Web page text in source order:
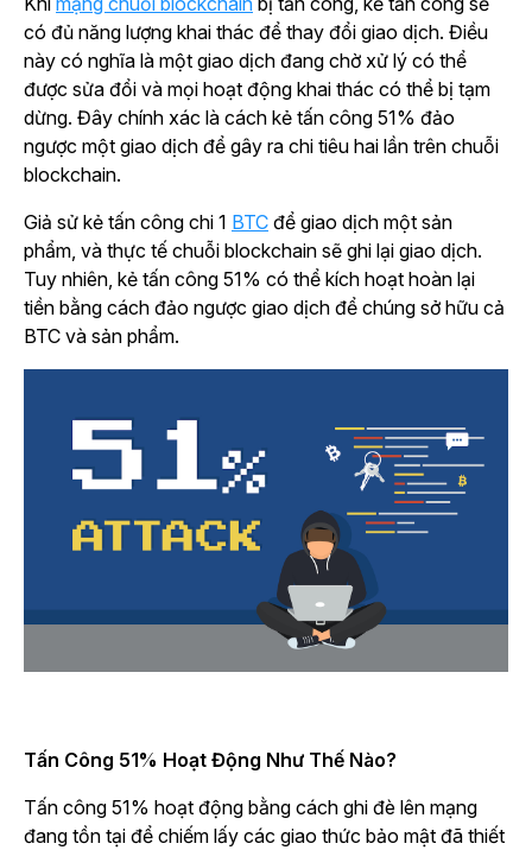
có đủ năng lượng khai thác để thay đổi giao dịch. Điều
này có nghĩa là một giao dịch đang chờ xử lý có thể
được sửa đổi và mọi hoạt động khai thác có thể bị tạm
dừng. Đây chính xác là cách kẻ tấn công 51% đảo
ngược một giao dịch để gây ra chi tiêu hai lần trên chuỗi
blockchain.
Giả sử kẻ tấn công chi 1 BTC để giao dịch một sản
phẩm, và thực tế chuỗi blockchain sẽ ghi lại giao dịch.
Tuy nhiên, kẻ tấn công 51% có thể kích hoạt hoàn lại
tiền bằng cách đảo ngược giao dịch để chúng sở hữu cả
BTC và sản phẩm.
Tấn Công 51% Hoạt Động Như Thế Nào?
Tấn công 51% hoạt động bằng cách ghi đè lên mạng
đang tồn tại để chiếm lấy các giao thức bảo mật đã thiết